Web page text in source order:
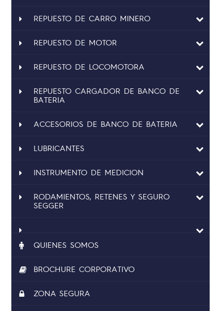
REPUESTO DE CARRO MINERO
REPUESTO DE MOTOR
REPUESTO DE LOCOMOTORA
REPUESTO CARGADOR DE BANCO DE
BATERIA
ACCESORIOS DE BANCO DE BATERIA
LUBRICANTES
INSTRUMENTO DE MEDICION
RODAMIENTOS, RETENES Y SEGURO
SEGGER
QUIENES SOMOS
BROCHURE CORPORATIVO
ZONA SEGURA